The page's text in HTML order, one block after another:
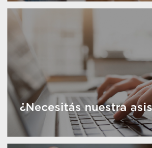
¿Necesitás nuestra